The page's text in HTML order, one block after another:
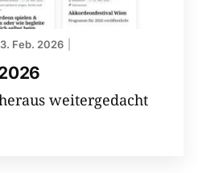
Feb. 2026
weitergedacht